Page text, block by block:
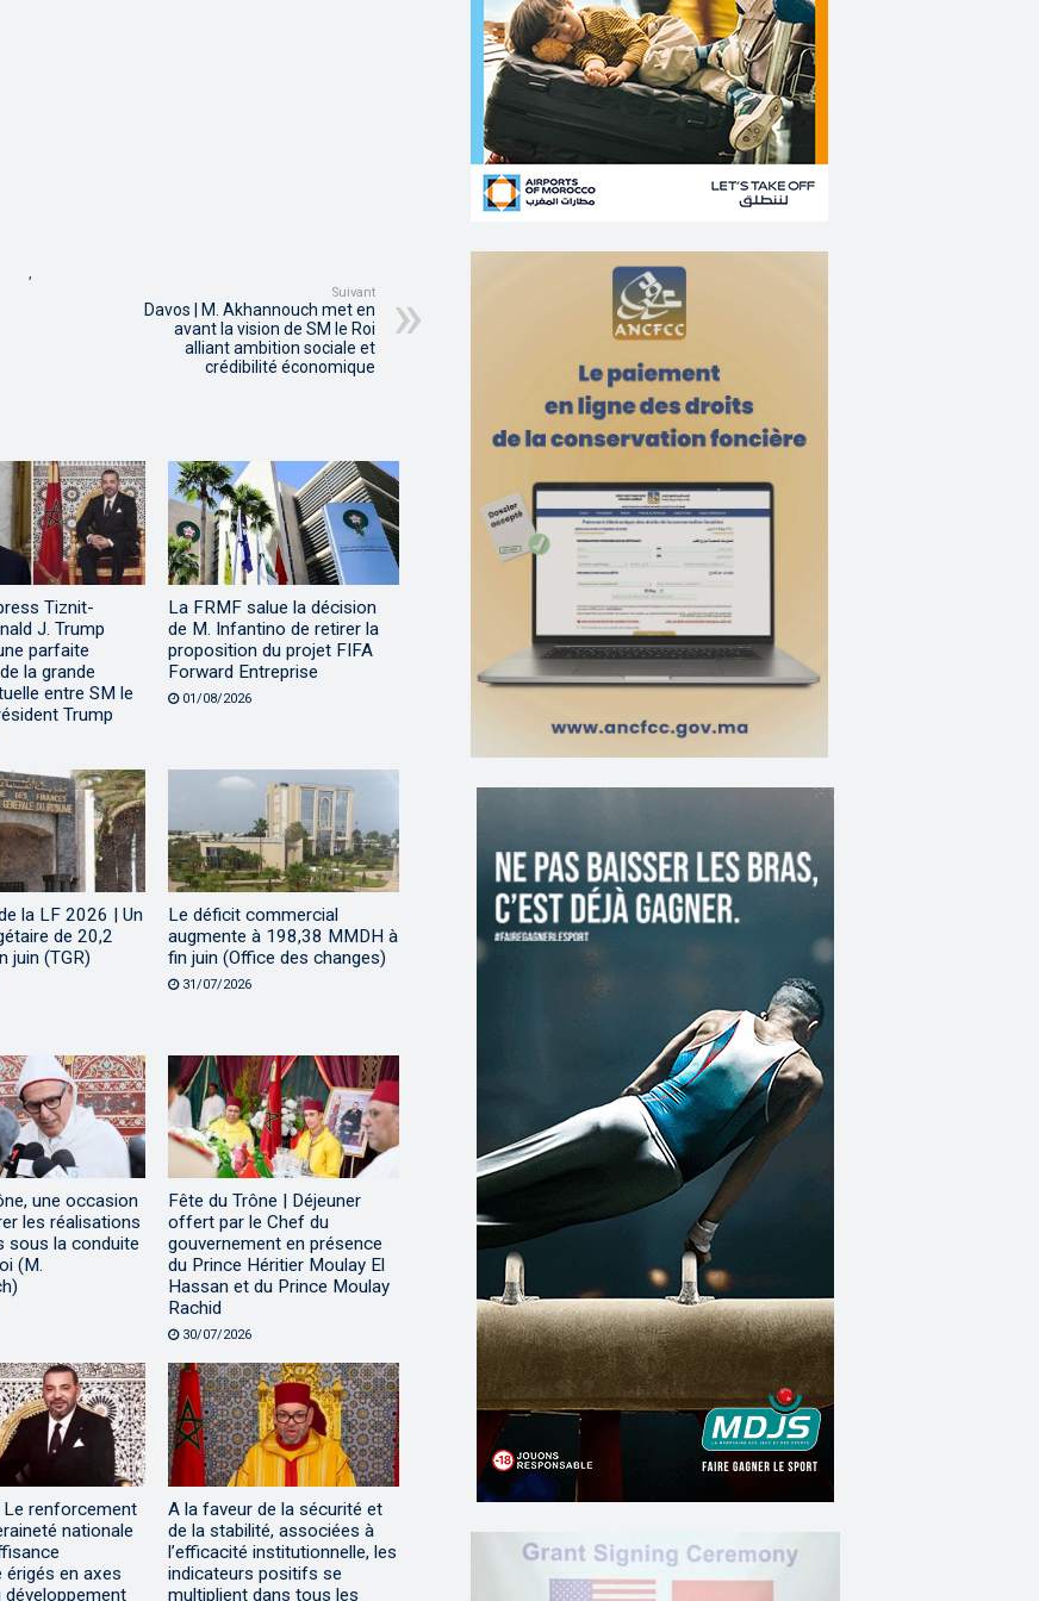
,
Suivant
Davos | M. Akhannouch met en
avant la vision de SM le Roi
alliant ambition sociale et
crédibilité économique
Tiznit-
J. Trump
parfaite
la grande
entre SM le
Trump
La FRMF salue la décision
de M. Infantino de retirer la
proposition du projet FIFA
Forward Entreprise
01/08/2026
la LF 2026 | Un
de 20,2
juin (TGR)
Le déficit commercial
augmente à 198,38 MMDH à
fin juin (Office des changes)
31/07/2026
une occasion
les réalisations
sous la conduite
(M.
Fête du Trône | Déjeuner
offert par le Chef du
gouvernement en présence
du Prince Héritier Moulay El
Hassan et du Prince Moulay
Rachid
30/07/2026
Le renforcement
nationale
érigés en axes
développement
A la faveur de la sécurité et
de la stabilité, associées à
l’efficacité institutionnelle, les
indicateurs positifs se
multiplient dans tous les